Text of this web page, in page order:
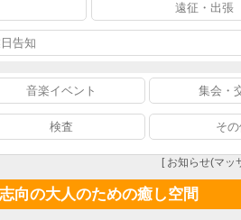
遠征・出張
告知
音楽イベント 集会・
検査 そ
[ お知らせ(マッ
向の大人のための癒し空間